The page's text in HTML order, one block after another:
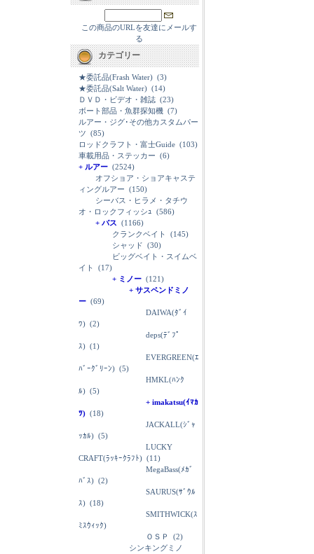
この商品のURLを友達にメールす
る
カテゴリー
★委託品(Frash Water) (3)
★委託品(Salt Water) (14)
ＤＶＤ・ビデオ・雑誌 (23)
ボート部品・魚群探知機 (7)
ルアー・ジグ･その他カスタムパー
ツ (85)
ロッドクラフト・富士Guide (103)
車載用品・ステッカー (6)
+ ルアー (2524)
オフショア・ショアキャステ
ィングルアー (150)
シーバス・ヒラメ・タチウ
オ・ロックフィッシｭ (586)
+ バス (1166)
クランクベイト
(145)
シャッド (30)
ビッグベイト・スイムベ
イト
(17)
+ ミノー (121)
+ サスペンドミノ
ー (69)
DAIWA(ﾀﾞｲ
ﾜ) (2)
deps(ﾃﾞﾌﾟ
ｽ) (1)
EVERGREEN(ｴ
ﾊﾞｰｸﾞﾘｰﾝ) (5)
HMKL(ﾊﾝｸ
ﾙ) (5)
+ imakatsu(ｲﾏｶ
ﾂ) (18)
JACKALL(ｼﾞｬ
ｯｶﾙ) (5)
LUCKY
CRAFT(ﾗｯｷｰｸﾗﾌﾄ) (11)
MegaBass(ﾒｶﾞ
ﾊﾞｽ) (2)
SAURUS(ｻﾞｳﾙ
ｽ) (18)
SMITHWICK(ｽ
ﾐｽｳｨｯｸ)
ＯＳＰ
(2)
シンキングミノ